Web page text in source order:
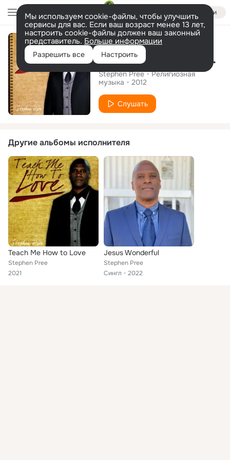
Войти
Мы используем cookie-файлы, чтобы улучшить
сервисы для вас. Если ваш возраст менее 13 лет,
настроить cookie-файлы должен ваш законный
представитель. Больше информации
Разрешить все Настроить
Альбом
Teach Me How To Love
Stephen Pree
Религиозная
музыка
2012
Слушать
Другие альбомы исполнителя
Teach Me How to Love
Stephen Pree
2021
Jesus Wonderful
Stephen Pree
Сингл
2022